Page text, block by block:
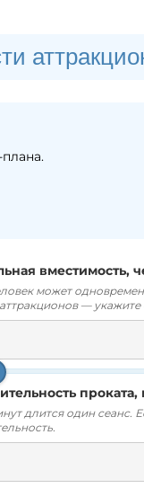
вместимость,
может
—
проката,
длится один сеанс.